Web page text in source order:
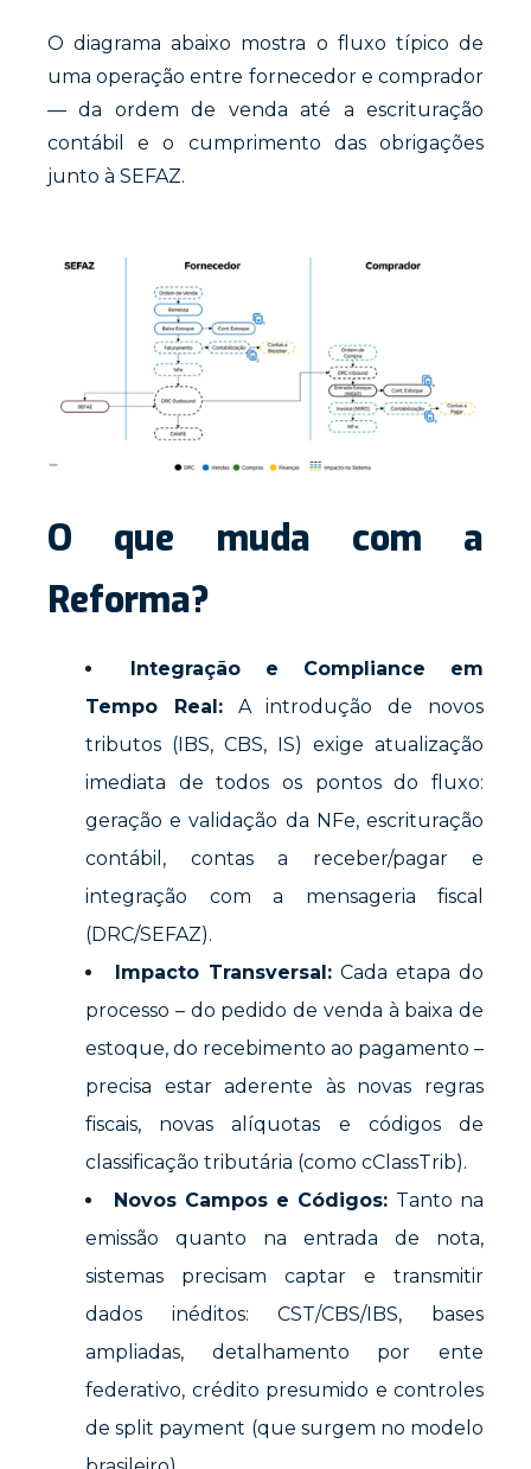
O diagrama abaixo mostra o fluxo típico de
uma operação entre fornecedor e comprador
— da ordem de venda até a escrituração
contábil e o cumprimento das obrigações
junto à SEFAZ.
O que muda com a
Reforma?
Integração e Compliance em
Tempo Real:A introdução de novos
tributos (IBS, CBS, IS) exige atualização
imediata de todos os pontos do fluxo:
geração e validação da NFe, escrituração
contábil, contas a receber/pagar e
integração com a mensageria fiscal
(DRC/SEFAZ).
Impacto Transversal: Cada etapa do
processo – do pedido de venda à baixa de
estoque, do recebimento ao pagamento –
precisa estar aderente às novas regras
fiscais, novas alíquotas e códigos de
classificação tributária (como cClassTrib).
Novos Campos e Códigos: Tanto na
emissão quanto na entrada de nota,
sistemas precisam captar e transmitir
dados inéditos: CST/CBS/IBS, bases
ampliadas, detalhamento por ente
federativo, crédito presumido e controles
de split payment (que surgem no modelo